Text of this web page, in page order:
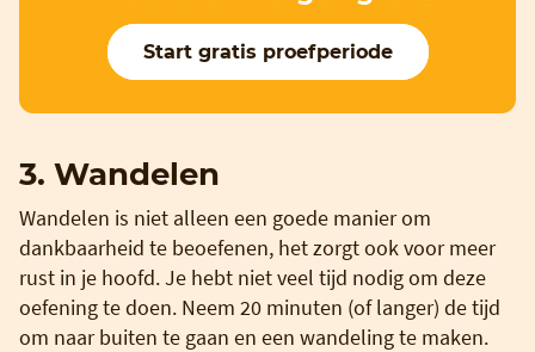
Start gratis proefperiode
3. Wandelen
Wandelen is niet alleen een goede manier om
dankbaarheid te beoefenen, het zorgt ook voor meer
rust in je hoofd. Je hebt niet veel tijd nodig om deze
oefening te doen. Neem 20 minuten (of langer) de tijd
om naar buiten te gaan en een wandeling te maken.